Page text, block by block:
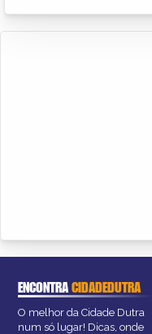
ENCONTRACIDADEDUTRA
O melhor da Cidade Dutra
num só lugar! Dicas, onde